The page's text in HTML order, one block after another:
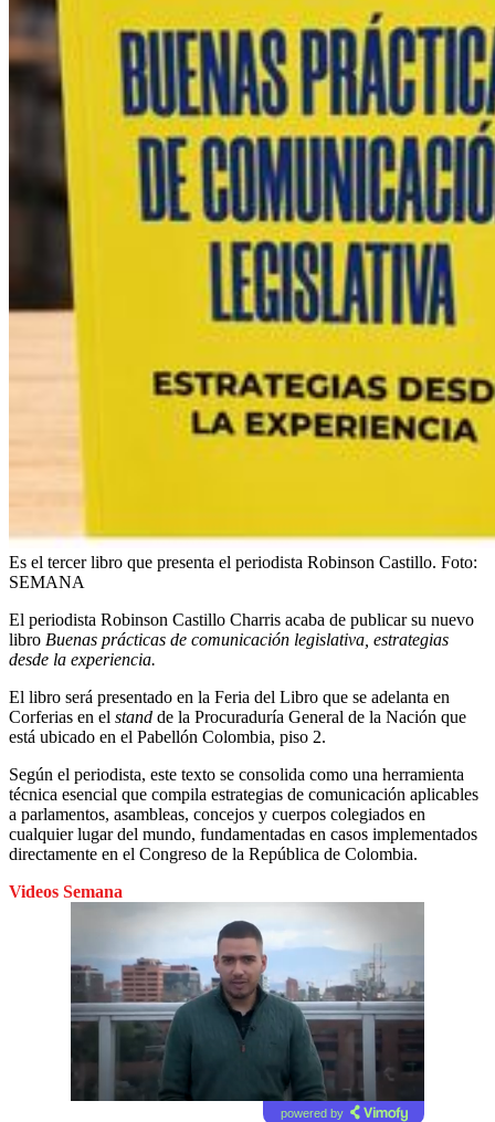
Es el tercer libro que presenta el periodista Robinson Castillo. Foto:
SEMANA
El periodista Robinson Castillo Charris acaba de publicar su nuevo
libro Buenas prácticas de comunicación legislativa, estrategias
desde la experiencia.
El libro será presentado en la Feria del Libro que se adelanta en
Corferias en el stand de la Procuraduría General de la Nación que
está ubicado en el Pabellón Colombia, piso 2.
Según el periodista, este texto se consolida como una herramienta
técnica esencial que compila estrategias de comunicación aplicables
a parlamentos, asambleas, concejos y cuerpos colegiados en
cualquier lugar del mundo, fundamentadas en casos implementados
directamente en el Congreso de la República de Colombia.
Videos Semana
powered by